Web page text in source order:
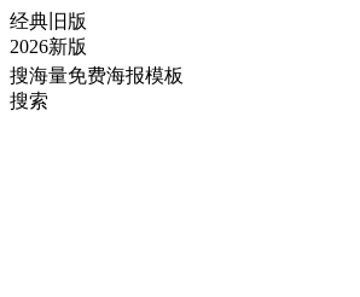
经典旧版
2026新版
搜海量免费海报模板
搜索